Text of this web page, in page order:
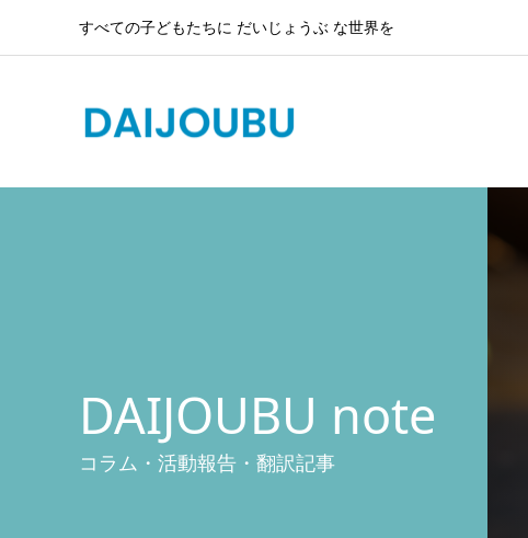
すべての子どもたちに だいじょうぶ な世界を
DAIJOUBU note
コラム・活動報告・翻訳記事